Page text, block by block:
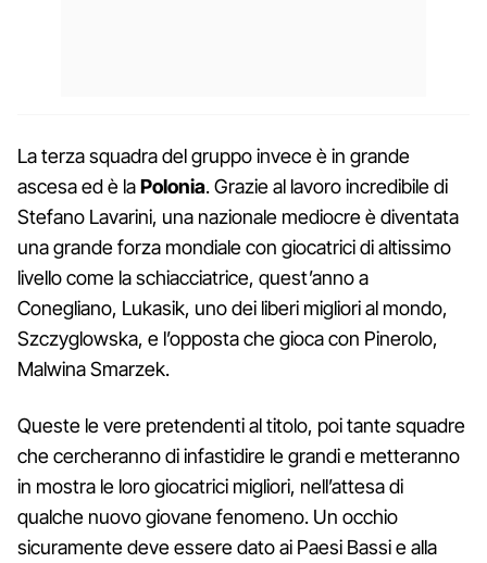
La terza squadra del gruppo invece è in grande
ascesa ed è laPolonia. Grazie al lavoro incredibile di
Stefano Lavarini, una nazionale mediocre è diventata
una grande forza mondiale con giocatrici di altissimo
livello come la schiacciatrice, quest’anno a
Conegliano, Lukasik, uno dei liberi migliori al mondo,
Szczyglowska, e l’opposta che gioca con Pinerolo,
Malwina Smarzek.
Queste le vere pretendenti al titolo, poi tante squadre
che cercheranno di infastidire le grandi e metteranno
in mostra le loro giocatrici migliori, nell’attesa di
qualche nuovo giovane fenomeno. Un occhio
sicuramente deve essere dato ai Paesi Bassi e alla